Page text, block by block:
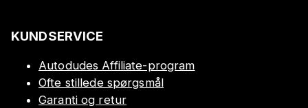
KUNDSERVICE
Autodudes Affiliate-program
Ofte stillede spørgsmål
Garanti og retur